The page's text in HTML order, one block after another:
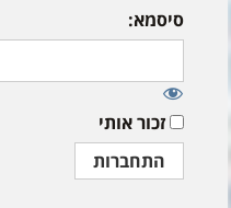
סיסמא:
זכור אותי